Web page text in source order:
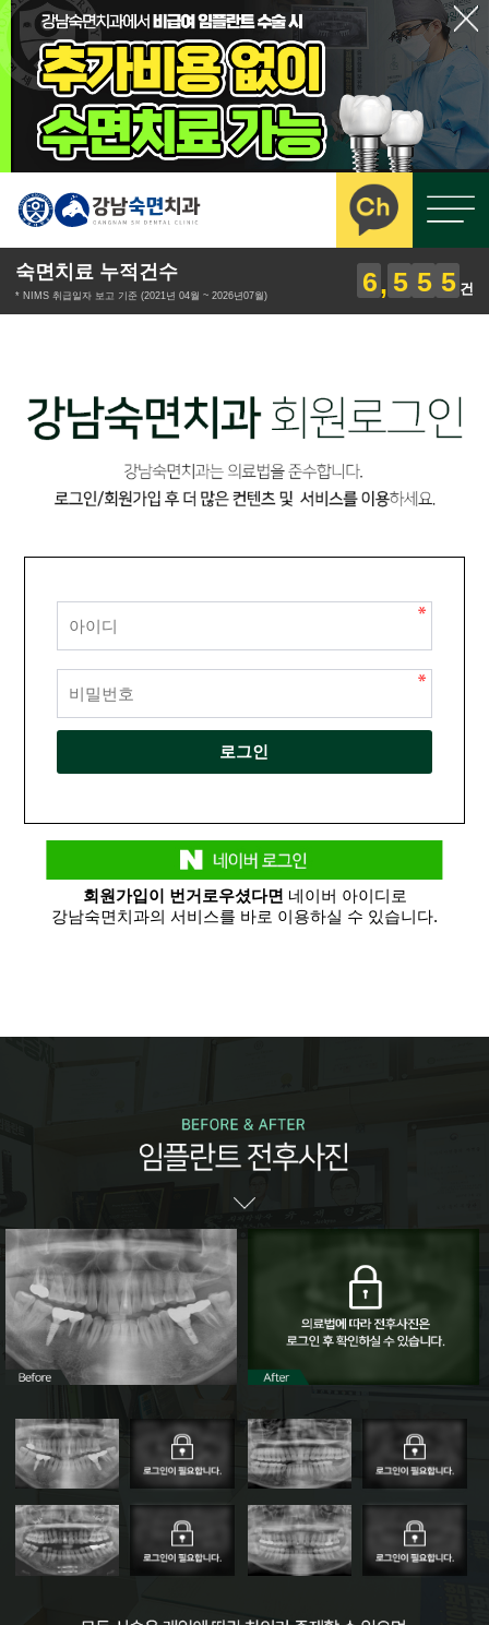
숙면치료 누적건수
* NIMS 취급일자 보고 기준 (2021년 04월 ~ 2026년07월) 6 5 5 5 건
회원가입이 번거로우셨다면 네이버 아이디로
강남숙면치과의 서비스를 바로 이용하실 수 있습니다.